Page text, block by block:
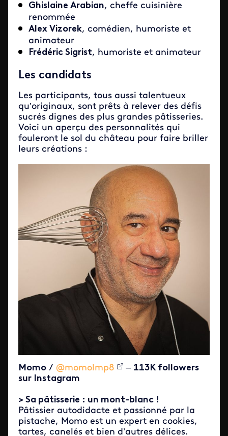
Ghislaine Arabian, cheffe cuisinière
renommée
Alex Vizorek, comédien, humoriste et
animateur
Frédéric Sigrist, humoriste et animateur
Les candidats
Les participants, tous aussi talentueux
qu’originaux, sont prêts à relever des défis
sucrés dignes des plus grandes pâtisseries.
Voici un aperçu des personnalités qui
fouleront le sol du château pour faire briller
leurs créations :
Momo / @momolmp8 – 113K followers
sur Instagram
> Sa pâtisserie : un mont-blanc !
Pâtissier autodidacte et passionné par la
pistache, Momo est un expert en cookies,
tartes, canelés et bien d’autres délices.